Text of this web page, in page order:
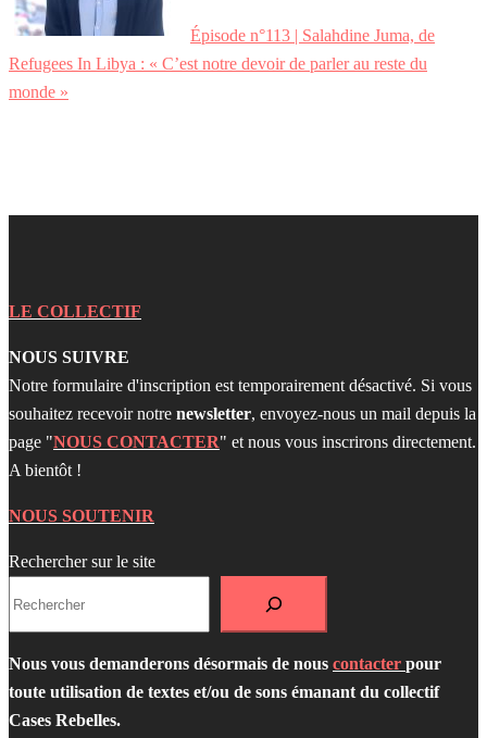
Épisode n°113 | Salahdine Juma, de
Refugees In Libya : « C’est notre devoir de parler au reste du
monde »
LE COLLECTIF
NOUS SUIVRE
Notre formulaire d'inscription est temporairement désactivé. Si vous
souhaitez recevoir notre newsletter, envoyez-nous un mail depuis la
page "NOUS CONTACTER" et nous vous inscrirons directement.
A bientôt !
NOUS SOUTENIR
Rechercher sur le site
Nous vous demanderons désormais de nous contacter pour
toute utilisation de textes et/ou de sons émanant du collectif
Cases Rebelles.